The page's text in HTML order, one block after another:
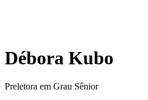
Débora Kubo
Preletora em Grau Sênior